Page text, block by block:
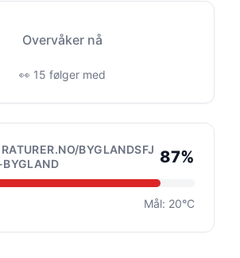
Overvåker nå
👀 15 følger med
BYGLANDSFJ 87%
Mål: 20°C